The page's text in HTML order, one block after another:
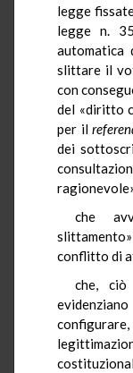
legge
legge n.
automatica
slittare il
con
del «diritto
per il
dei
che
conflitto di
che,